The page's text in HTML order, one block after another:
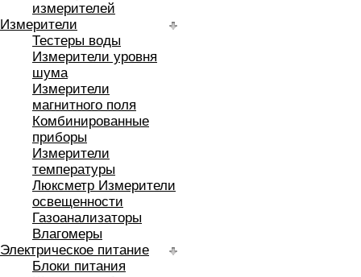
измерителей
Измерители
Тестеры воды
Измерители уровня
шума
Измерители
магнитного поля
Комбинированные
приборы
Измерители
температуры
Люксметр Измерители
освещенности
Газоанализаторы
Влагомеры
Электрическое питание
Блоки питания